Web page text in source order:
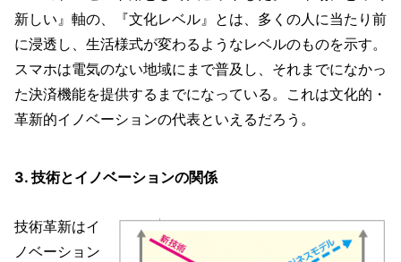
新しい』軸の、『文化レベル』とは、多くの人に当たり前
に浸透し、生活様式が変わるようなレベルのものを示す。
スマホは電気のない地域にまで普及し、それまでになかっ
た決済機能を提供するまでになっている。これは文化的・
革新的イノベーションの代表といえるだろう。
3. 技術とイノベーションの関係
技術革新はイ
ノベーション